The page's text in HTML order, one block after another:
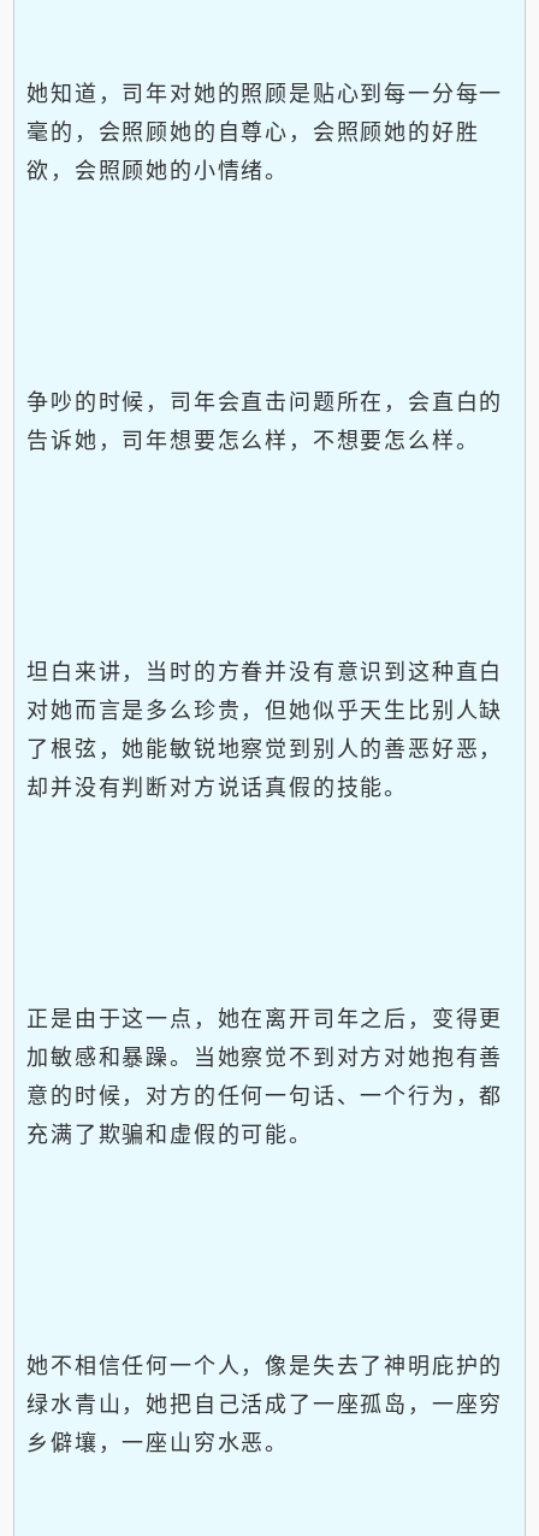
她知道，司年对她的照顾是贴心到每一分每一
毫的，会照顾她的自尊心，会照顾她的好胜
欲，会照顾她的小情绪。
争吵的时候，司年会直击问题所在，会直白的
告诉她，司年想要怎么样，不想要怎么样。
坦白来讲，当时的方眷并没有意识到这种直白
对她而言是多么珍贵，但她似乎天生比别人缺
了根弦，她能敏锐地察觉到别人的善恶好恶，
却并没有判断对方说话真假的技能。
正是由于这一点，她在离开司年之后，变得更
加敏感和暴躁。当她察觉不到对方对她抱有善
意的时候，对方的任何一句话、一个行为，都
充满了欺骗和虚假的可能。
她不相信任何一个人，像是失去了神明庇护的
绿水青山，她把自己活成了一座孤岛，一座穷
乡僻壤，一座山穷水恶。